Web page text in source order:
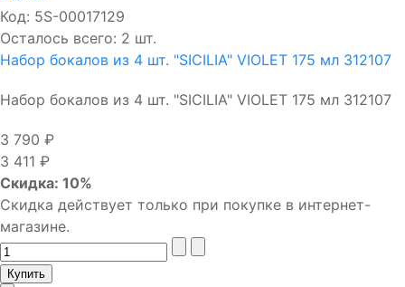
Код: 5S-00017129
Осталось всего: 2 шт.
Набор бокалов из 4 шт. "SICILIA" VIOLET 175 мл 312107
Набор бокалов из 4 шт. "SICILIA" VIOLET 175 мл 312107
3 790 ₽
3 411 ₽
Скидка: 10%
Скидка действует только при покупке в интернет-
магазине.